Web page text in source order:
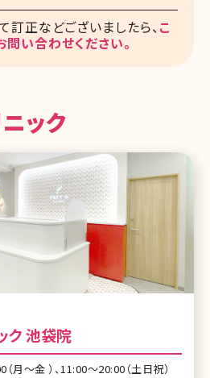
訂正などございましたら、 こ
い合わせください。
ック
ク 池袋院
月〜金 ）、11:00〜20:00（土日祝）